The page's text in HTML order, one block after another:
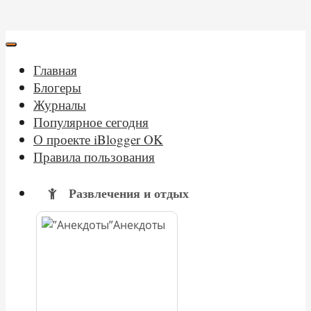
Главная
Блогеры
Журналы
Популярное сегодня
О проекте iBlogger OK
Правила пользования
Развлечения и отдых
Анекдоты